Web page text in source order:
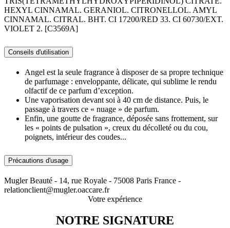
HEXYL CINNAMAL. GERANIOL. CITRONELLOL. AMYL
CINNAMAL. CITRAL. BHT. CI 17200/RED 33. CI 60730/EXT.
VIOLET 2. [C3569A]
Conseils d'utilisation
Angel est la seule fragrance à disposer de sa propre technique
de parfumage : enveloppante, délicate, qui sublime le rendu
olfactif de ce parfum d’exception.
Une vaporisation devant soi à 40 cm de distance. Puis, le
passage à travers ce « nuage » de parfum.
Enfin, une goutte de fragrance, déposée sans frottement, sur
les « points de pulsation », creux du décolleté ou du cou,
poignets, intérieur des coudes...
Précautions d'usage
Mugler Beauté - 14, rue Royale - 75008 Paris France -
relationclient@mugler.oaccare.fr
Votre expérience
NOTRE SIGNATURE